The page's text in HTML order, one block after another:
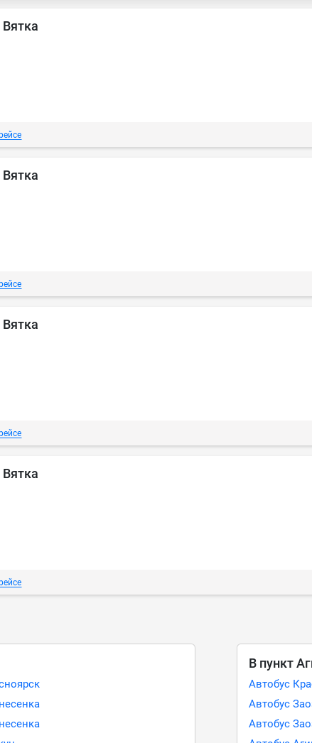
В пункт
Автобус
Автобус
Автобус